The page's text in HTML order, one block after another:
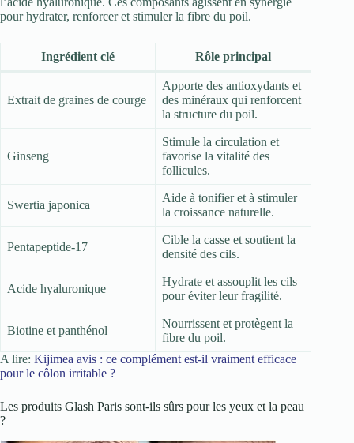
pour hydrater, renforcer et stimuler la fibre du poil.
Ingrédient clé Rôle principal
Extrait de graines de courge
Apporte des antioxydants et
des minéraux qui renforcent
la structure du poil.
Ginseng
Stimule la circulation et
favorise la vitalité des
follicules.
Swertia japonica
Aide à tonifier et à stimuler
la croissance naturelle.
Pentapeptide-17
Cible la casse et soutient la
densité des cils.
Acide hyaluronique
Hydrate et assouplit les cils
pour éviter leur fragilité.
Biotine et panthénol
Nourrissent et protègent la
fibre du poil.
A lire: Kijimea avis : ce complément est-il vraiment efficace
pour le côlon irritable ?
Les produits Glash Paris sont-ils sûrs pour les yeux et la peau
?